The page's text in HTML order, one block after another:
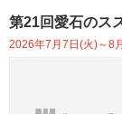
第21回愛石のス
2026年7月7日(火)～8